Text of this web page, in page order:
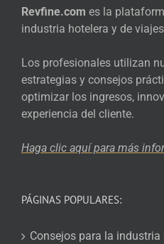
Revfine.com es la
industria hotelera y de
Los profesionales utilizan
estrategias y consejos
optimizar los ingresos,
experiencia del cliente.
Haga clic aquí para más
PÁGINAS POPULARES:
Consejos para la industria